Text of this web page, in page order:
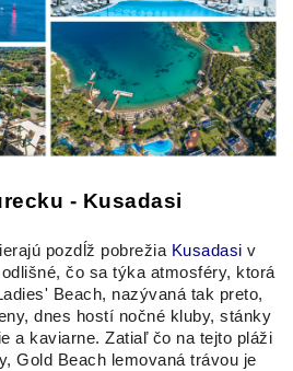
- Kusadasi
pozdĺž pobrežia Kusadasi v
čo sa týka atmosféry, ktorá
Beach, nazývaná tak preto,
dnes hostí nočné kluby, stánky
a kaviarne. Zatiaľ čo na tejto pláži
Gold Beach lemovaná trávou je